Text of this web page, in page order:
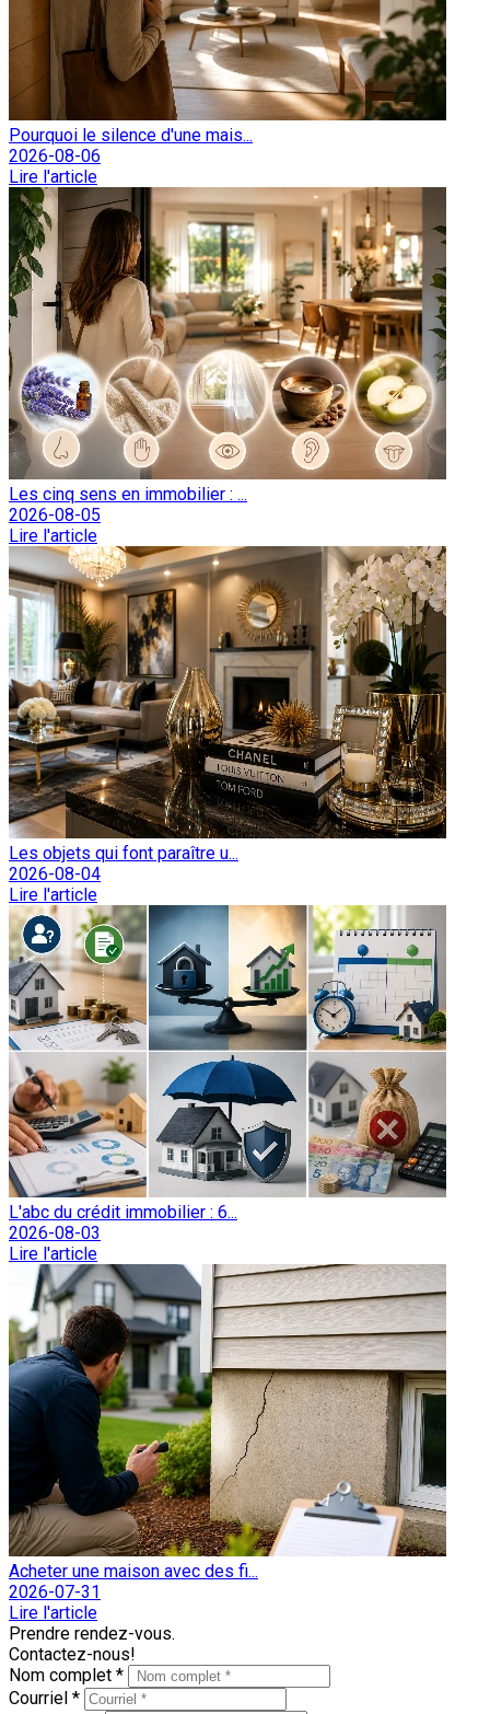
Pourquoi le silence d'une mais...
2026-08-06
Lire l'article
Les cinq sens en immobilier : ...
2026-08-05
Lire l'article
Les objets qui font paraître u...
2026-08-04
Lire l'article
L'abc du crédit immobilier : 6...
2026-08-03
Lire l'article
Acheter une maison avec des fi...
2026-07-31
Lire l'article
Prendre rendez-vous.
Contactez-nous!
Nom complet *
Courriel *